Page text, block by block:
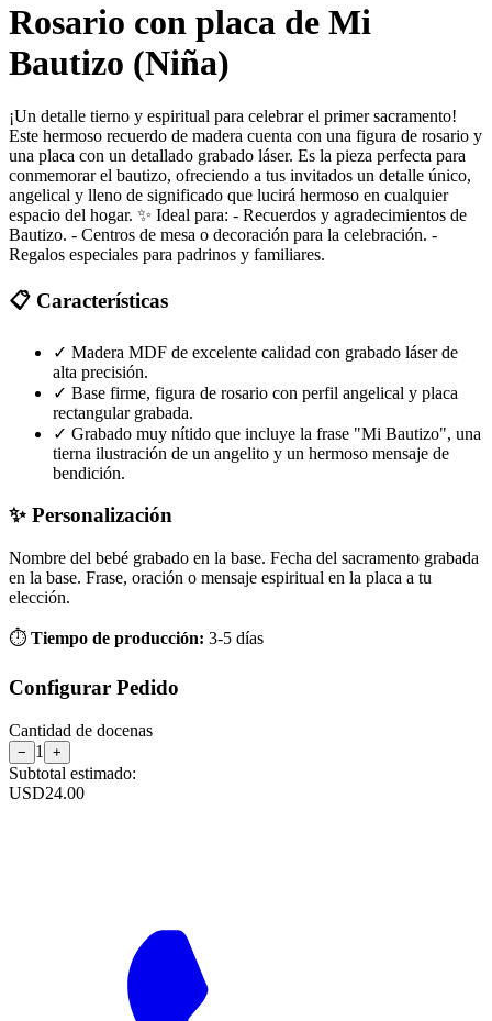
Rosario con placa de Mi
Bautizo (Niña)
¡Un detalle tierno y espiritual para celebrar el primer sacramento!
Este hermoso recuerdo de madera cuenta con una figura de rosario y
una placa con un detallado grabado láser. Es la pieza perfecta para
conmemorar el bautizo, ofreciendo a tus invitados un detalle único,
angelical y lleno de significado que lucirá hermoso en cualquier
espacio del hogar. ✨ Ideal para: - Recuerdos y agradecimientos de
Bautizo. - Centros de mesa o decoración para la celebración. -
Regalos especiales para padrinos y familiares.
📋 Características
✓ Madera MDF de excelente calidad con grabado láser de
alta precisión.
✓ Base firme, figura de rosario con perfil angelical y placa
rectangular grabada.
✓ Grabado muy nítido que incluye la frase "Mi Bautizo", una
tierna ilustración de un angelito y un hermoso mensaje de
bendición.
✨ Personalización
Nombre del bebé grabado en la base. Fecha del sacramento grabada
en la base. Frase, oración o mensaje espiritual en la placa a tu
elección.
⏱️ Tiempo de producción: 3-5 días
Configurar Pedido
Cantidad de docenas
− 1 +
Subtotal estimado:
USD24.00